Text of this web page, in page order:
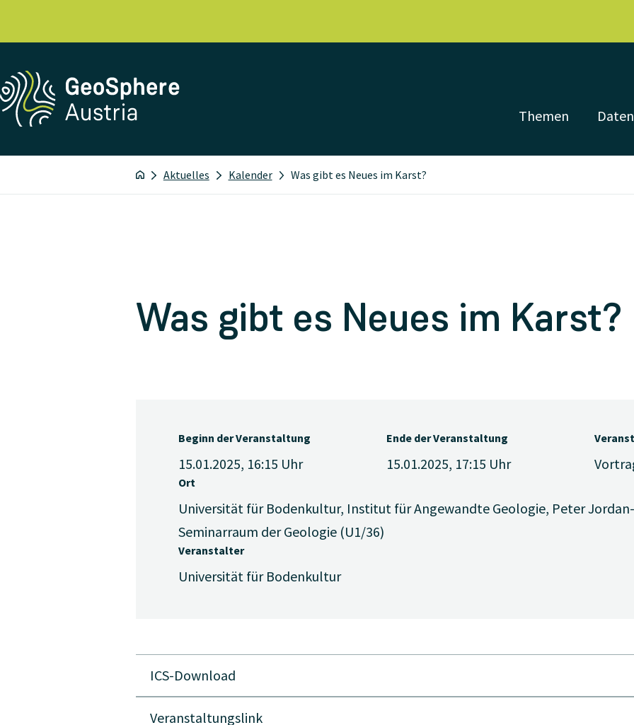
Themen Daten
Aktuelles Kalender Was gibt es Neues im Karst?
Was gibt es Neues im Karst?
Beginn der Veranstaltung
15.01.2025, 16:15 Uhr
Ende der Veranstaltung
15.01.2025, 17:15 Uhr
Ort
Universität für Bodenkultur, Institut für Angewandte Geologie, Peter
Seminarraum der Geologie (U1/36)
Veranstalter
Universität für Bodenkultur
ICS-Download
Veranstaltungslink